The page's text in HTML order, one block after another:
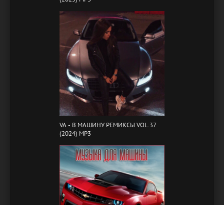
VA - B МАШИНУ РЕМИКСЫ VOL.37
(2024) MP3